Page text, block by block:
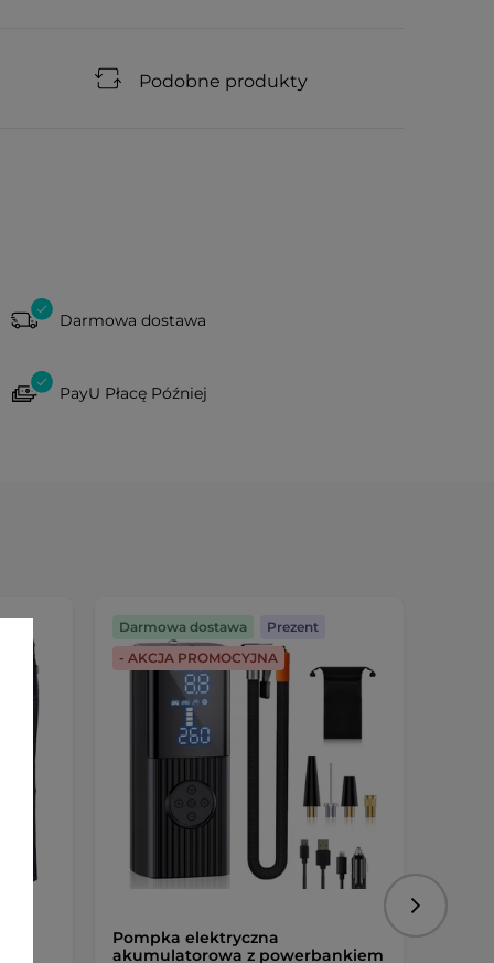
Podobne produkty
Darmowa dostawa
PayU Płacę Później
z
Pompka elektryczna
akumulatorowa z powerbankiem
Darmowa dostawa
Prezent
- AKCJA PROMOCYJNA
Następny